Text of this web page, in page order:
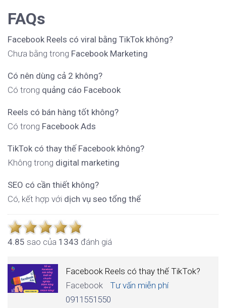
FAQs
Facebook Reels có viral bằng TikTok không?
Chưa bằng trong Facebook Marketing
Có nên dùng cả 2 không?
Có trong quảng cáo Facebook
Reels có bán hàng tốt không?
Có trong Facebook Ads
TikTok có thay thế Facebook không?
Không trong digital marketing
SEO có cần thiết không?
Có, kết hợp với dịch vụ seo tổng thể
4.85 sao của 1343 đánh giá
Facebook Reels có thay thế TikTok?
Facebook
Tư vấn miễn phí
0911551550